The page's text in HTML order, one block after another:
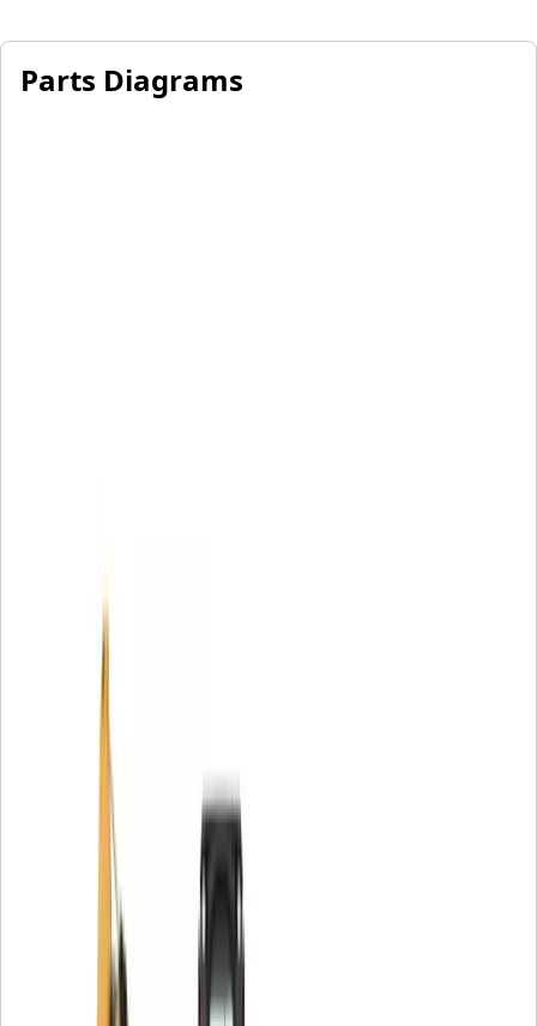
Parts Diagrams